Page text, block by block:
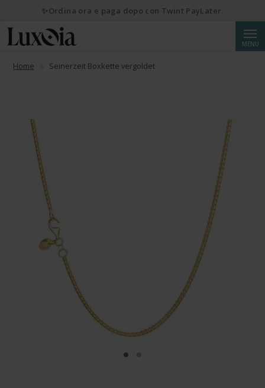
MENU
Home Seinerzeit Boxkette vergoldet
✨Ordina ora e paga dopo con Twint PayLater.